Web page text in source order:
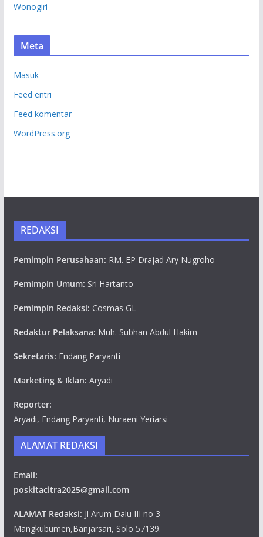
Wonogiri
Meta
Masuk
Feed entri
Feed komentar
WordPress.org
REDAKSI
Pemimpin Perusahaan: RM. EP Drajad Ary Nugroho
Pemimpin Umum: Sri Hartanto
Pemimpin Redaksi: Cosmas GL
Redaktur Pelaksana: Muh. Subhan Abdul Hakim
Sekretaris: Endang Paryanti
Marketing & Iklan: Aryadi
Reporter:
Aryadi, Endang Paryanti, Nuraeni Yeriarsi
ALAMAT REDAKSI
Email:
poskitacitra2025@gmail.com
ALAMAT Redaksi: Jl Arum Dalu III no 3
Mangkubumen,Banjarsari, Solo 57139.